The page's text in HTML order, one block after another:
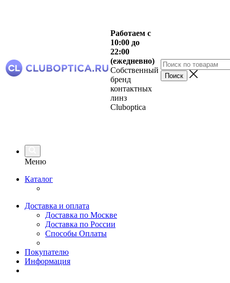
Работаем с
10:00 до
22:00
(ежедневно)
Собственный
бренд
контактных
линз
Cluboptica
Меню
Каталог
Доставка и оплата
Доставка по Москве
Доставка по России
Способы Оплаты
Покупателю
Информация